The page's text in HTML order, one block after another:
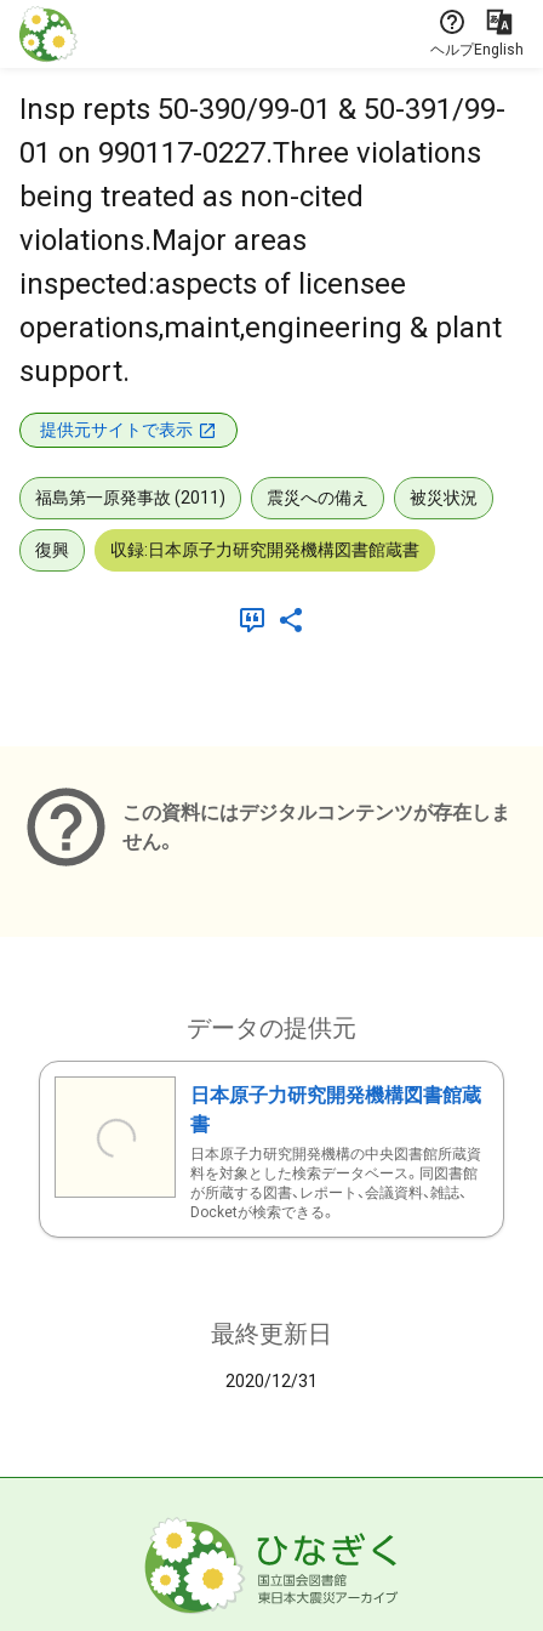
本文に飛ぶ
ヘルプEnglish
Insp repts 50-390/99-01 & 50-391/99-
01 on 990117-0227.Three violations
being treated as non-cited
violations.Major areas
inspected:aspects of licensee
operations,maint,engineering & plant
support.
提供元サイトで表示
福島第一原発事故 (2011) 震災への備え 被災状況
復興 収録:日本原子力研究開発機構図書館蔵書
この資料にはデジタルコンテンツが存在しま
せん。
データの提供元
日本原子力研究開発機構図書館蔵
書
日本原子力研究開発機構の中央図書館所蔵資
料を対象とした検索データベース。同図書館
が所蔵する図書、レポート、会議資料、雑誌、
Docketが検索できる。
最終更新日
2020/12/31